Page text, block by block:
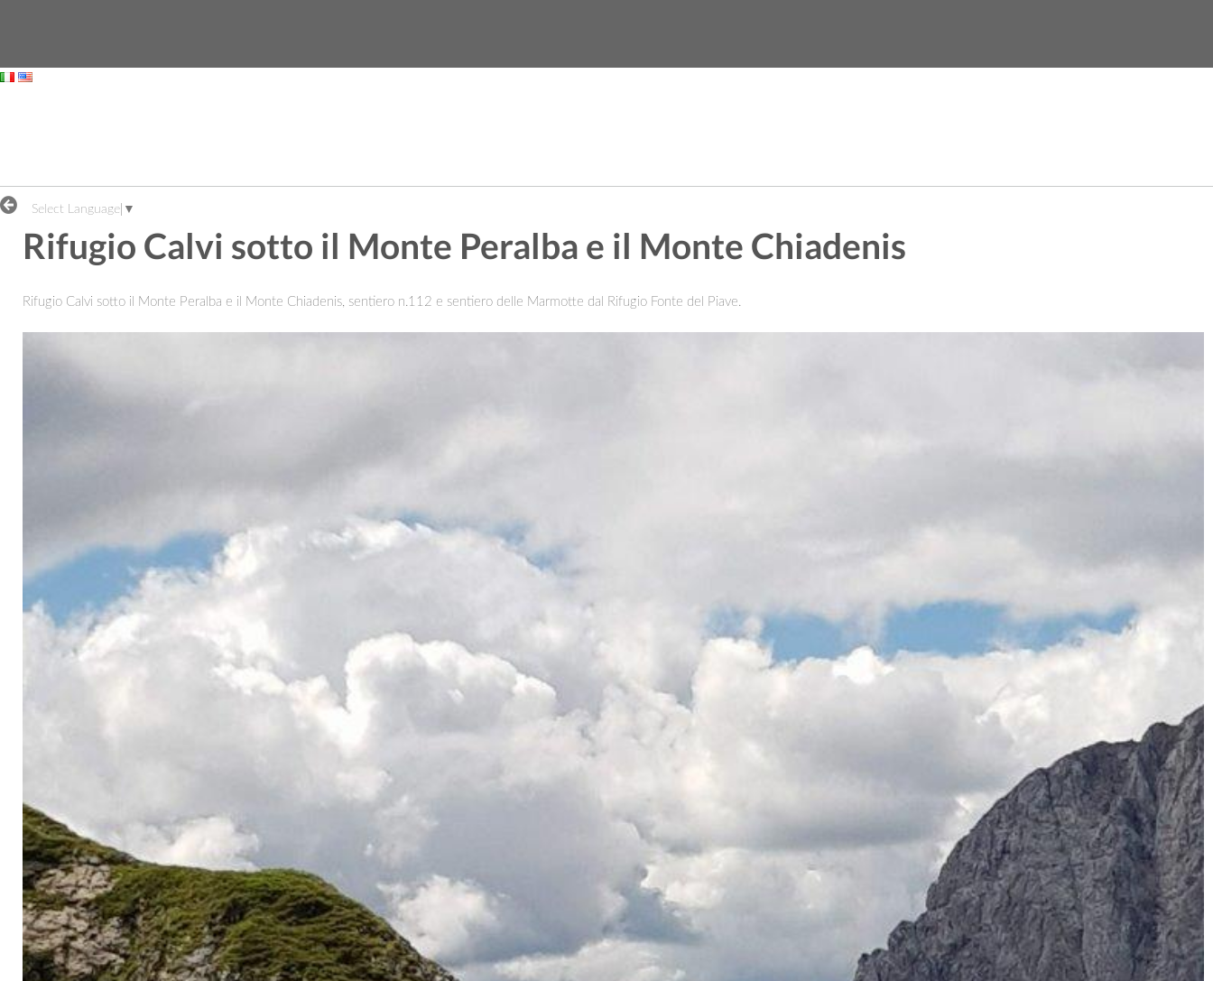
Select Language ▼
Rifugio Calvi sotto il Monte Peralba e il Monte Chiadenis
Rifugio Calvi sotto il Monte Peralba e il Monte Chiadenis, sentiero n.112 e sentiero delle Marmotte dal Rifugio Fonte del Piave.